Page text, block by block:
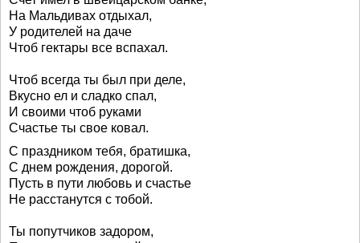
На Мальдивах отдыхал,
У родителей на даче
Чтоб гектары все вспахал.
Чтоб всегда ты был при деле,
Вкусно ел и сладко спал,
И своими чтоб руками
Счастье ты свое ковал.
С праздником тебя, братишка,
С днем рождения, дорогой.
Пусть в пути любовь и счастье
Не расстанутся с тобой.
Ты попутчиков задором,